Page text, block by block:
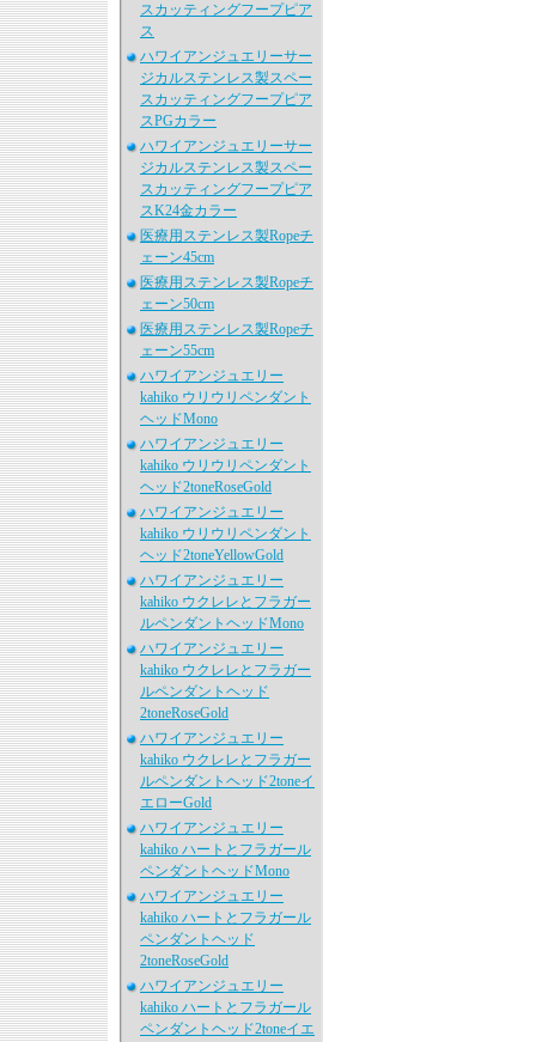
スカッティングフープピア
ス
ハワイアンジュエリーサー
ジカルステンレス製スペー
スカッティングフープピア
スPGカラー
ハワイアンジュエリーサー
ジカルステンレス製スペー
スカッティングフープピア
スK24金カラー
医療用ステンレス製Ropeチ
ェーン45cm
医療用ステンレス製Ropeチ
ェーン50cm
医療用ステンレス製Ropeチ
ェーン55cm
ハワイアンジュエリー
kahiko ウリウリペンダント
ヘッドMono
ハワイアンジュエリー
kahiko ウリウリペンダント
ヘッド2toneRoseGold
ハワイアンジュエリー
kahiko ウリウリペンダント
ヘッド2toneYellowGold
ハワイアンジュエリー
kahiko ウクレレとフラガー
ルペンダントヘッドMono
ハワイアンジュエリー
kahiko ウクレレとフラガー
ルペンダントヘッド
2toneRoseGold
ハワイアンジュエリー
kahiko ウクレレとフラガー
ルペンダントヘッド2toneイ
エローGold
ハワイアンジュエリー
kahiko ハートとフラガール
ペンダントヘッドMono
ハワイアンジュエリー
kahiko ハートとフラガール
ペンダントヘッド
2toneRoseGold
ハワイアンジュエリー
kahiko ハートとフラガール
ペンダントヘッド2toneイエ